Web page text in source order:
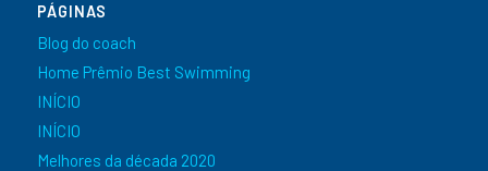
PÁGINAS
Blog do coach
Home Prêmio Best Swimming
INÍCIO
INÍCIO
Melhores da década 2020